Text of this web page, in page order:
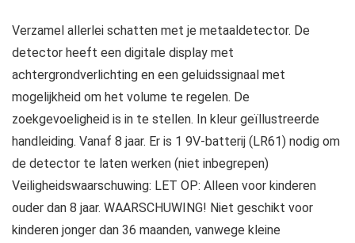
Verzamel allerlei schatten met je metaaldetector. De
detector heeft een digitale display met
achtergrondverlichting en een geluidssignaal met
mogelijkheid om het volume te regelen. De
zoekgevoeligheid is in te stellen. In kleur geïllustreerde
handleiding. Vanaf 8 jaar. Er is 1 9V-batterij (LR61) nodig om
de detector te laten werken (niet inbegrepen)
Veiligheidswaarschuwing: LET OP: Alleen voor kinderen
ouder dan 8 jaar. WAARSCHUWING! Niet geschikt voor
kinderen jonger dan 36 maanden, vanwege kleine